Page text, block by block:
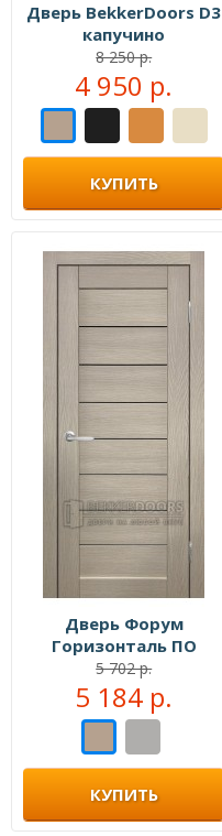
Дверь BekkerDoors D3
капучино
8 250 р.
4 950 р.
КУПИТЬ
Дверь Форум
Горизонталь ПО
Капучино
5 702 р.
5 184 р.
КУПИТЬ